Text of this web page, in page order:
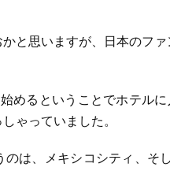
と思いますが、日本のフ
めるということでホテル
ゃっていました。
のは、メキシコシティ、そ